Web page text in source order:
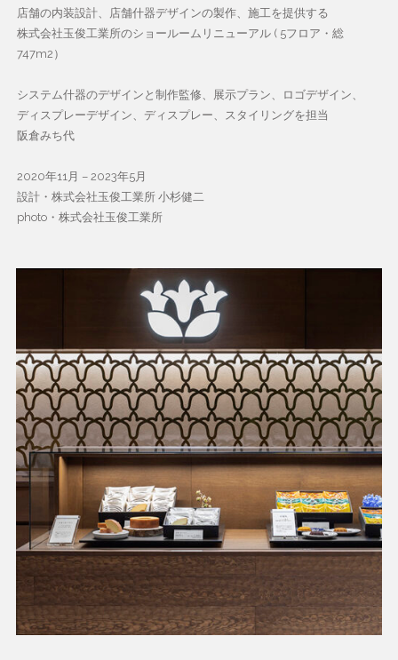
店舗の内装設計、店舗什器デザインの製作、施工を提供する
株式会社玉俊工業所のショールームリニューアル ( 5フロア・総
747m2）
システム什器のデザインと制作監修、展示プラン、ロゴデザイン、
ディスプレーデザイン、ディスプレー、スタイリングを担当
阪倉みち代
2020年11月 – 2023年5月
設計・株式会社玉俊工業所 小杉健二
photo・株式会社玉俊工業所